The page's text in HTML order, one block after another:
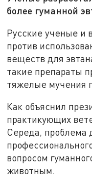
более гуманной
Русские ученые и
против
веществ для
такие препараты
тяжелые мучения
Как объяснил
практикующих
Середа, проблема
вопросом
животным.